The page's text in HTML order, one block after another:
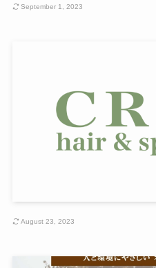
September 1, 2023
August 23, 2023